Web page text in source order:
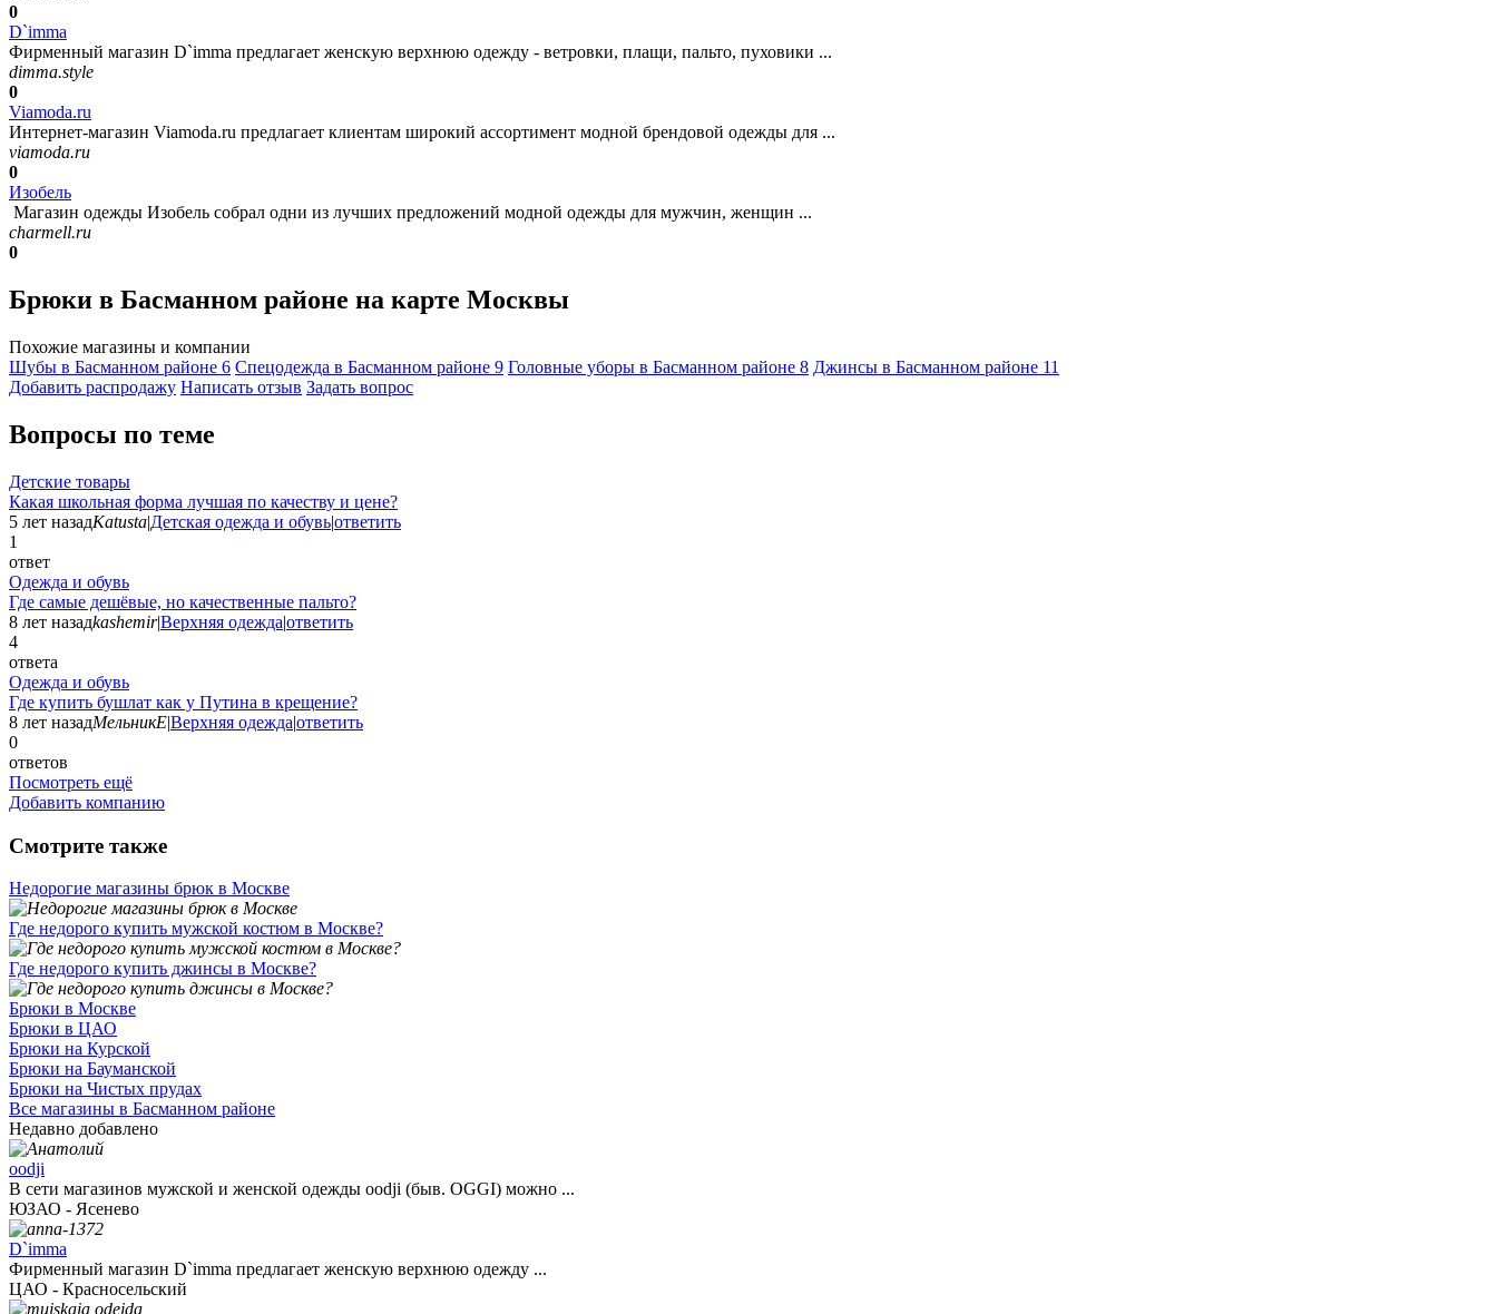
0
D`imma
Фирменный магазин D`imma предлагает женскую верхнюю одежду - ветровки, плащи, пальто, пуховики ...
dimma.style
0
Viamoda.ru
Интернет-магазин Viamoda.ru предлагает клиентам широкий ассортимент модной брендовой одежды для ...
viamoda.ru
0
Изобель
Магазин одежды Изобель собрал одни из лучших предложений модной одежды для мужчин, женщин ...
charmell.ru
0
Брюки в Басманном районе на карте Москвы
Похожие магазины и компании
Шубы в Басманном районе 6 Спецодежда в Басманном районе 9 Головные уборы в Басманном районе 8 Джинсы в Басманном районе 11
Добавить раcпродажу Написать отзыв Задать вопрос
Вопросы по теме
Детские товары
Какая школьная форма лучшая по качеству и цене?
5 лет назадKatusta|Детская одежда и обувь|ответить
1
ответ
Одежда и обувь
Где самые дешёвые, но качественные пальто?
8 лет назадkashemir|Верхняя одежда|ответить
4
ответа
Одежда и обувь
Где купить бушлат как у Путина в крещение?
8 лет назадМельникЕ|Верхняя одежда|ответить
0
ответов
Посмотреть ещё
Добавить компанию
Смотрите также
Недорогие магазины брюк в Москве
Где недорого купить мужской костюм в Москве?
Где недорого купить джинсы в Москве?
Брюки в Москве
Брюки в ЦАО
Брюки на Курской
Брюки на Бауманской
Брюки на Чистых прудах
Все магазины в Басманном районе
Недавно добавлено
oodji
В сети магазинов мужской и женской одежды oodji (быв. OGGI) можно ...
ЮЗАО - Ясенево
D`imma
Фирменный магазин D`imma предлагает женскую верхнюю одежду ...
ЦАО - Красносельский